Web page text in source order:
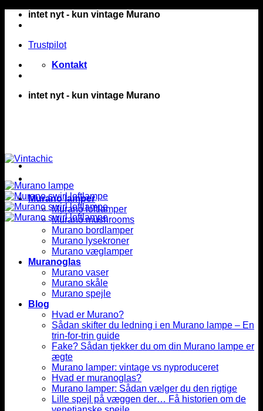
Fortsætintet nyt - kun vintage Murano
Trustpilot
Kontakt
intet nyt - kun vintage Murano
Murano lamper
Murano loftlamper
Murano mushrooms
Murano bordlamper
Murano lysekroner
Murano væglamper
Muranoglas
Murano vaser
Murano skåle
Murano spejle
Blog
Hvad er Murano?
Sådan skifter du ledning i en Murano lampe – En
trin-for-trin guide
Fake? Sådan tjekker du om din Murano lampe er
ægte
Murano lamper: vintage vs nyproduceret
Hvad er muranoglas?
Murano lamper: Sådan vælger du den rigtige
Lille spejl på væggen der… Få historien om de